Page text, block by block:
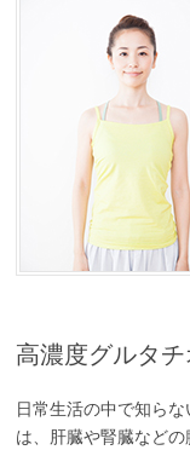
高濃度グルタ
日常生活の中で知ら
は、肝臓や腎臓などの